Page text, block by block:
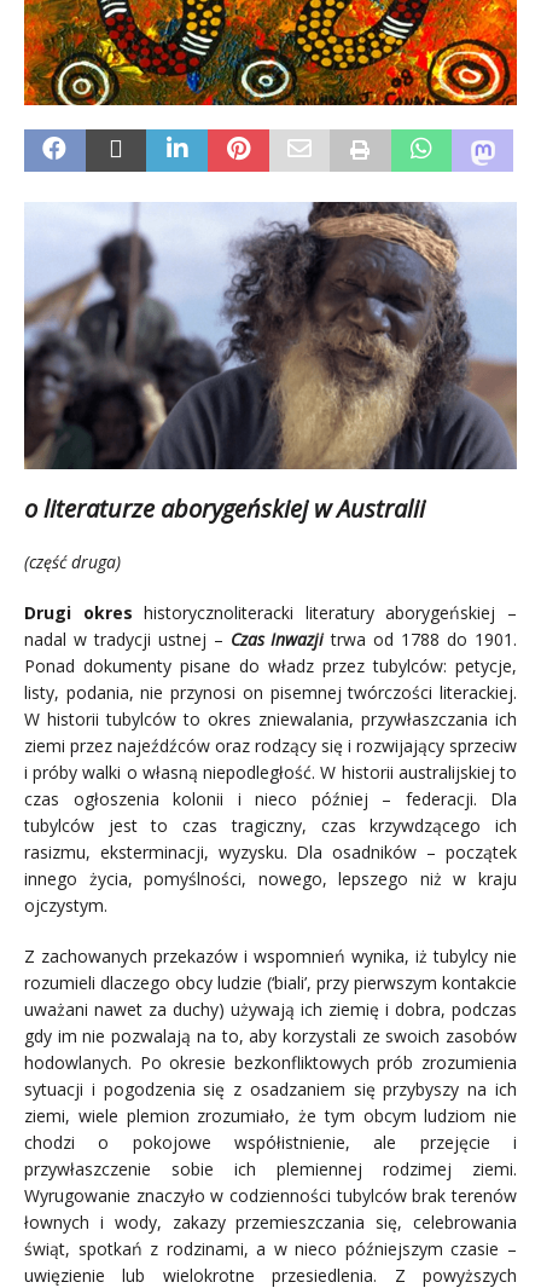
o literaturze aborygeńskiej w Australii
(część druga)
Drugi okres historycznoliteracki literatury aborygeńskiej –
nadal w tradycji ustnej – Czas Inwazjitrwa od 1788 do 1901.
Ponad dokumenty pisane do władz przez tubylców: petycje,
listy, podania, nie przynosi on pisemnej twórczości literackiej.
W historii tubylców to okres zniewalania, przywłaszczania ich
ziemi przez najeźdźców oraz rodzący się i rozwijający sprzeciw
i próby walki o własną niepodległość. W historii australijskiej to
czas ogłoszenia kolonii i nieco później – federacji. Dla
tubylców jest to czas tragiczny, czas krzywdzącego ich
rasizmu, eksterminacji, wyzysku. Dla osadników – początek
innego życia, pomyślności, nowego, lepszego niż w kraju
ojczystym.
Z zachowanych przekazów i wspomnień wynika, iż tubylcy nie
rozumieli dlaczego obcy ludzie (‘biali’, przy pierwszym kontakcie
uważani nawet za duchy) używają ich ziemię i dobra, podczas
gdy im nie pozwalają na to, aby korzystali ze swoich zasobów
hodowlanych. Po okresie bezkonfliktowych prób zrozumienia
sytuacji i pogodzenia się z osadzaniem się przybyszy na ich
ziemi, wiele plemion zrozumiało, że tym obcym ludziom nie
chodzi o pokojowe współistnienie, ale przejęcie i
przywłaszczenie sobie ich plemiennej rodzimej ziemi.
Wyrugowanie znaczyło w codzienności tubylców brak terenów
łownych i wody, zakazy przemieszczania się, celebrowania
świąt, spotkań z rodzinami, a w nieco późniejszym czasie –
uwięzienie lub wielokrotne przesiedlenia. Z powyższych